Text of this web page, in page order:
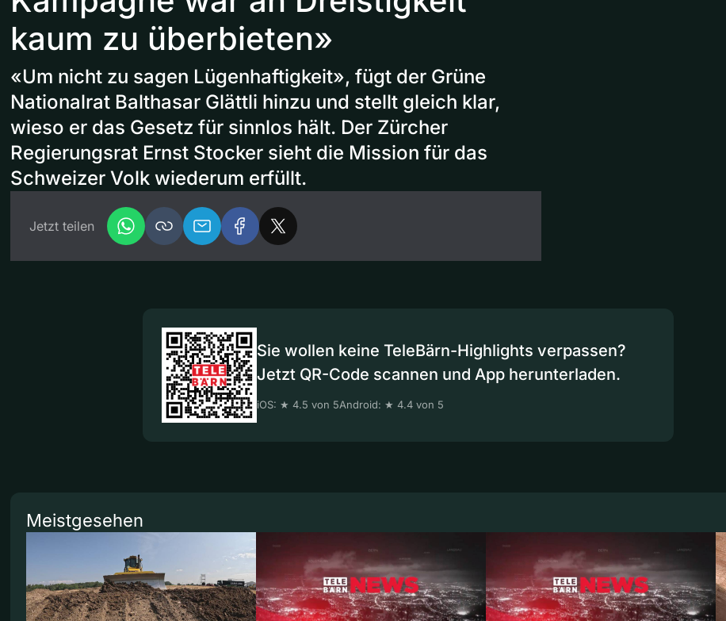
kaum zu überbieten»
«Um nicht zu sagen Lügenhaftigkeit», fügt der Grüne
Nationalrat Balthasar Glättli hinzu und stellt gleich klar,
wieso er das Gesetz für sinnlos hält. Der Zürcher
Regierungsrat Ernst Stocker sieht die Mission für das
Schweizer Volk wiederum erfüllt.
Jetzt teilen
Sie wollen keine TeleBärn-Highlights verpassen?
Jetzt QR-Code scannen und App herunterladen.
iOS: ★ 4.5 von 5Android: ★ 4.4 von 5
Meistgesehen